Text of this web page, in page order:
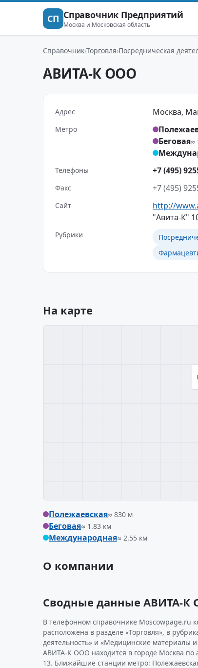
СП Справочник Предприятий
Москва и Московская область
Справочник Торговля Посредническая
АВИТА-К ООО
Адрес Москва,
Метро
Беговая≈
Телефоны
+7 (495)
Факс +7 (495)
Сайт
http://
"Авита-К"
Рубрики
На карте
Полежаевская≈ 830 м
Беговая≈ 1.83 км
Международная≈ 2.55 км
О компании
Сводные данные АВИТА-К
В телефонном справочнике Moscowpage.ru
расположена в разделе «Торговля», в
деятельность» и «Медицинские материалы
АВИТА-К ООО находится в городе Москва по
13. Ближайшие станции метро: